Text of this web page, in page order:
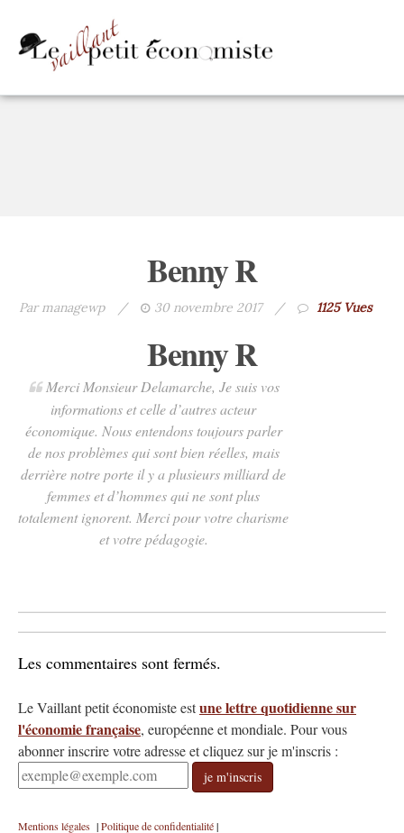
Benny R
Par managewp / 30 novembre 2017 / 1125 Vues
Benny R
Merci Monsieur Delamarche, Je suis vos
informations et celle d’autres acteur
économique. Nous entendons toujours parler
de nos problèmes qui sont bien réelles, mais
derrière notre porte il y a plusieurs milliard de
femmes et d’hommes qui ne sont plus
totalement ignorent. Merci pour votre charisme
et votre pédagogie.
Les commentaires sont fermés.
Le Vaillant petit économiste estune lettre quotidienne sur
l'économie française, européenne et mondiale. Pour vous
abonner inscrire votre adresse et cliquez sur je m'inscris :
je m'inscris
Mentions légales |Politique de confidentialité|